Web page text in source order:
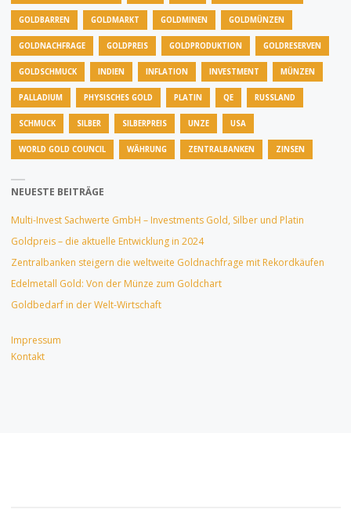
GOLDBARREN GOLDMARKT GOLDMINEN GOLDMÜNZEN
GOLDNACHFRAGE GOLDPREIS GOLDPRODUKTION GOLDRESERVEN
GOLDSCHMUCK INDIEN INFLATION INVESTMENT MÜNZEN
PALLADIUM PHYSISCHES GOLD PLATIN QE RUSSLAND
SCHMUCK SILBER SILBERPREIS UNZE USA
WORLD GOLD COUNCIL WÄHRUNG ZENTRALBANKEN ZINSEN
NEUESTE BEITRÄGE
Multi-Invest Sachwerte GmbH – Investments Gold, Silber und Platin
Goldpreis – die aktuelle Entwicklung in 2024
Zentralbanken steigern die weltweite Goldnachfrage mit Rekordkäufen
Edelmetall Gold: Von der Münze zum Goldchart
Goldbedarf in der Welt-Wirtschaft
Impressum
Kontakt